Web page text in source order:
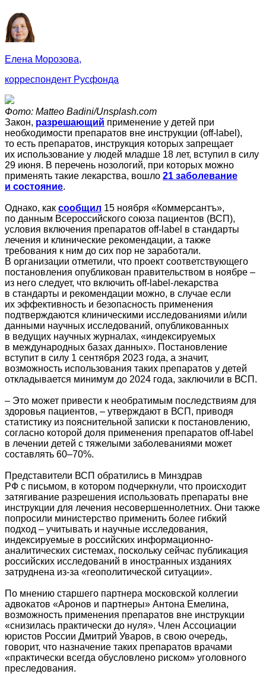
Елена Морозова,
корреспондент Русфонда
Фото: Мatteo Badini/Unsplash.com
Закон, разрешающий применение у детей при
необходимости препаратов вне инструкции (off‑label),
то есть препаратов, инструкция которых запрещает
их использование у людей младше 18 лет, вступил в силу
29 июня. В перечень нозологий, при которых можно
применять такие лекарства, вошло 21 заболевание
и состояние.
Однако, как сообщил 15 ноября «Коммерсантъ»,
по данным Всероссийского союза пациентов (ВСП),
условия включения препаратов off-label в стандарты
лечения и клинические рекомендации, а также
требования к ним до сих пор не заработали.
В организации отметили, что проект соответствующего
постановления опубликован правительством в ноябре –
из него следует, что включить off-label-лекарства
в стандарты и рекомендации можно, в случае если
их эффективность и безопасность применения
подтверждаются клиническими исследованиями и/или
данными научных исследований, опубликованных
в ведущих научных журналах, «индексируемых
в международных базах данных». Постановление
вступит в силу 1 сентября 2023 года, а значит,
возможность использования таких препаратов у детей
откладывается минимум до 2024 года, заключили в ВСП.
– Это может привести к необратимым последствиям для
здоровья пациентов, – утверждают в ВСП, приводя
статистику из пояснительной записки к постановлению,
согласно которой доля применения препаратов off-label
в лечении детей с тяжелыми заболеваниями может
составлять 60–70%.
Представители ВСП обратились в Минздрав
РФ с письмом, в котором подчеркнули, что происходит
затягивание разрешения использовать препараты вне
инструкции для лечения несовершеннолетних. Они также
попросили министерство применить более гибкий
подход – учитывать и научные исследования,
индексируемые в российских информационно-
аналитических системах, поскольку сейчас публикация
российских исследований в иностранных изданиях
затруднена из-за «геополитической ситуации».
По мнению старшего партнера московской коллегии
адвокатов «Аронов и партнеры» Антона Емелина,
возможность применения препаратов вне инструкции
«снизилась практически до нуля». Член Ассоциации
юристов России Дмитрий Уваров, в свою очередь,
говорит, что назначение таких препаратов врачами
«практически всегда обусловлено риском» уголовного
преследования.